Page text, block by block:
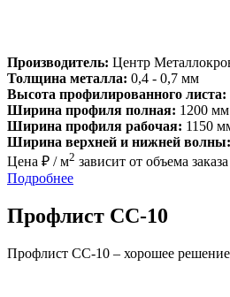
Производитель: Центр
Толщина металла: 0,4 - 0,7 мм
Высота профилированного листа:
Ширина профиля полная: 1200 мм
Ширина профиля рабочая: 1150
Ширина верхней и нижней волны:
Цена ₽ / м2 зависит от объема заказа
Подробнее
Профлист СС-10
Профлист СС-10 – хорошее решение